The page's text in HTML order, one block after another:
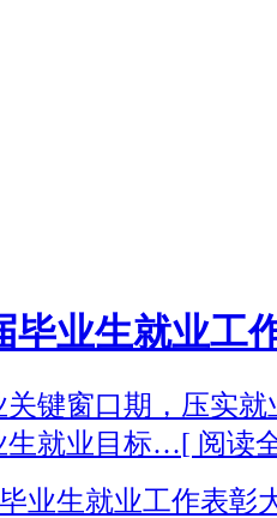
毕业生就业工
窗口期，压实就
生就业目标…[ 阅读
业生就业工作表彰